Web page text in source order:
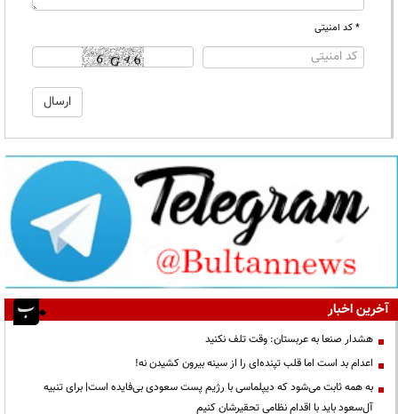
* کد امنیتی
آخرین اخبار
هشدار صنعا به عربستان: وقت تلف نکنید
اعدام بد است اما قلب تپنده‌ای را از سینه بیرون کشیدن نه!
به همه ثابت می‌شود که دیپلماسی با رژیم پست سعودی بی‌فایده است| برای تنبیه
آل‌سعود باید با اقدام نظامی تحقیرشان کنیم